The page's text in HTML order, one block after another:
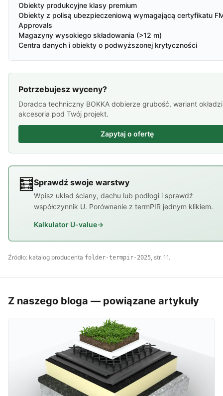
Obiekty produkcyjne klasy premium
Obiekty z polisą ubezpieczeniową wymagającą certyfikatu
Approvals
Magazyny wysokiego składowania (>12 m)
Centra danych i obiekty o podwyższonej krytyczności
Potrzebujesz wyceny?
Doradca techniczny BOKKA dobierze grubość, wariant
akcesoria pod Twój projekt.
Zapytaj o ofertę
🧮Sprawdź swoje warstwy
Wpisz układ ściany, dachu lub podłogi i sprawdź
współczynnik U. Porównanie z termPIR jednym klikiem.
Kalkulator U-value→
Źródło: katalog producenta folder-termpir-2025, str. 11.
Z naszego bloga — powiązane artykuły